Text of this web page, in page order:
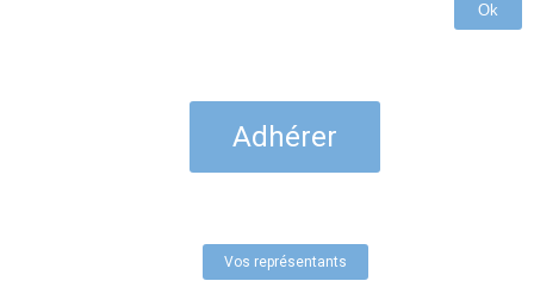
Ok
Adhérer
Vos représentants